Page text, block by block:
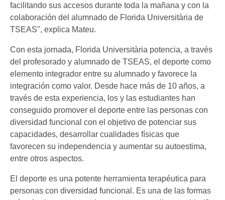
facilitando sus accesos durante toda la mañana y con la
colaboración del alumnado de Florida Universitària de
TSEAS", explica Mateu.
Con esta jornada, Florida Universitària potencia, a través
del profesorado y alumnado de TSEAS, el deporte como
elemento integrador entre su alumnado y favorece la
integración como valor. Desde hace más de 10 años, a
través de esta experiencia, los y las estudiantes han
conseguido promover el deporte entre las personas con
diversidad funcional con el objetivo de potenciar sus
capacidades, desarrollar cualidades físicas que
favorecen su independencia y aumentar su autoestima,
entre otros aspectos.
El deporte es una potente herramienta terapéutica para
personas con diversidad funcional. Es una de las formas